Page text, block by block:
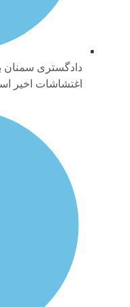
دادگستری سمنان با جدیت
اغتشاشات اخیر است